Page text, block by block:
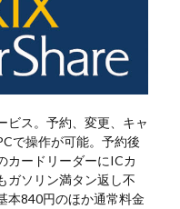
ビス。予約、変更、キャ
で操作が可能。予約後
カードリーダーにICカ
ガソリン満タン返し不
本840円のほか通常料金